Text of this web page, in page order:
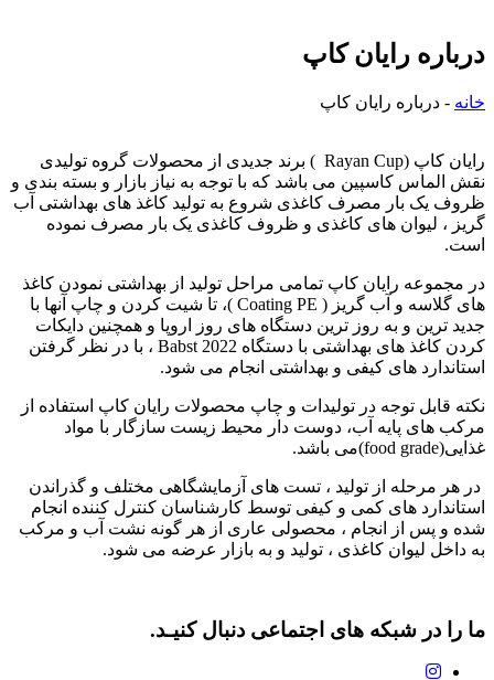
درباره رایان کاپ
خانه - درباره رایان کاپ
رایان کاپ (Rayan Cup ) برند جدیدی از محصولات گروه تولیدی
نقش الماس کاسپین می باشد که با توجه به نیاز بازار و بسته بندی و
ظروف یک بار مصرف کاغذی شروع به تولید کاغذ های بهداشتی آب
گریز ، لیوان های کاغذی و ظروف کاغذی یک بار مصرف نموده
است.
در مجموعه رایان کاپ تمامی مراحل تولید از بهداشتی نمودن کاغذ
های گلاسه و آب گریز ( Coating PE )، تا شیت کردن و چاپ آنها با
جدید ترین و به روز ترین دستگاه های روز اروپا و همچنین دایکات
کردن کاغذ های بهداشتی با دستگاه Babst 2022 ، با در نظر گرفتن
استاندارد های کیفی و بهداشتی انجام می شود.
نکته قابل توجه در تولیدات و چاپ محصولات رایان کاپ استفاده از
مرکب های پایه آب، دوست دار محیط زیست سازگار با مواد
غذایی(food grade)می باشد.
در هر مرحله از تولید ، تست های آزمایشگاهی مختلف و گذراندن
استاندارد های کمی و کیفی توسط کارشناسان کنترل کننده انجام
شده و پس از انجام ، محصولی عاری از هر گونه نشت آب و مرکب
به داخل لیوان کاغذی ، تولید و به بازار عرضه می شود.
ما را در شبکه های اجتماعی دنبال کنیـد.